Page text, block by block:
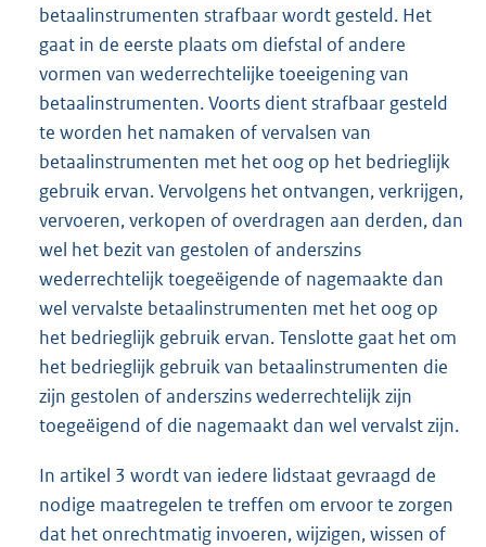
betaalinstrumenten strafbaar wordt gesteld. Het
gaat in de eerste plaats om diefstal of andere
vormen van wederrechtelijke toeeigening van
betaalinstrumenten. Voorts dient strafbaar gesteld
te worden het namaken of vervalsen van
betaalinstrumenten met het oog op het bedrieglijk
gebruik ervan. Vervolgens het ontvangen, verkrijgen,
vervoeren, verkopen of overdragen aan derden, dan
wel het bezit van gestolen of anderszins
wederrechtelijk toegeëigende of nagemaakte dan
wel vervalste betaalinstrumenten met het oog op
het bedrieglijk gebruik ervan. Tenslotte gaat het om
het bedrieglijk gebruik van betaalinstrumenten die
zijn gestolen of anderszins wederrechtelijk zijn
toegeëigend of die nagemaakt dan wel vervalst zijn.
In artikel 3 wordt van iedere lidstaat gevraagd de
nodige maatregelen te treffen om ervoor te zorgen
dat het onrechtmatig invoeren, wijzigen, wissen of